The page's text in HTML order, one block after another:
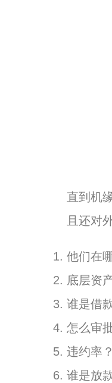
直到机
且还对
他们在
底层资
谁是借
怎么审
违约率？
谁是放